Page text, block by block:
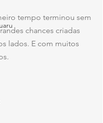
tempo terminou sem
chances criadas
lados. E com muitos